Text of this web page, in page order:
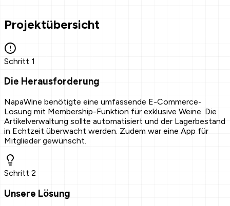
Projektübersicht
Schritt 1
Die Herausforderung
NapaWine benötigte eine umfassende E-Commerce-
Lösung mit Membership-Funktion für exklusive Weine. Die
Artikelverwaltung sollte automatisiert und der Lagerbestand
in Echtzeit überwacht werden. Zudem war eine App für
Mitglieder gewünscht.
Schritt 2
Unsere Lösung